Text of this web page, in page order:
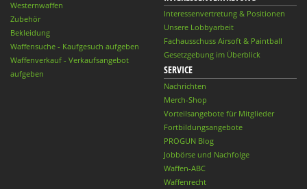
Westernwaffen
Zubehör
Bekleidung
Waffensuche - Kaufgesuch aufgeben
Waffenverkauf - Verkaufsangebot
aufgeben
Interessenvertretung & Positionen
Unsere Lobbyarbeit
Fachausschuss Airsoft & Paintball
Gesetzgebung im Überblick
SERVICE
Nachrichten
Merch-Shop
Vorteilsangebote für Mitglieder
Fortbildungsangebote
PROGUN Blog
Jobbörse und Nachfolge
Waffen-ABC
Waffenrecht